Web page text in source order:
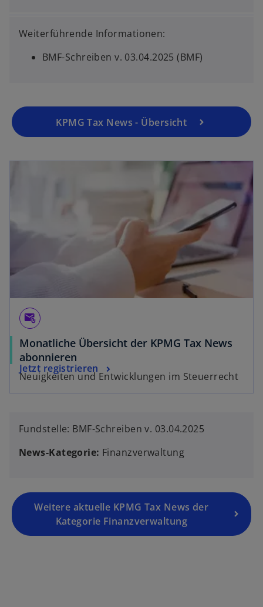
Weiterführende Informationen:
BMF-Schreiben v. 03.04.2025 (BMF)
KPMG Tax News - Übersicht
attach_email
Monatliche Übersicht der KPMG Tax News
abonnieren
Neuigkeiten und Entwicklungen im Steuerrecht
Jetzt registrieren
Fundstelle: BMF-Schreiben v. 03.04.2025
News-Kategorie: Finanzverwaltung
Weitere aktuelle KPMG Tax News der
Kategorie Finanzverwaltung